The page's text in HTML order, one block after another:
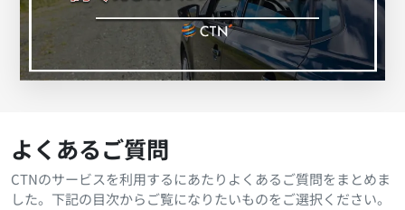
よくあるご質問
CTNのサービスを利用するにあたりよくあるご質問をまとめま
した。下記の目次からご覧になりたいものをご選択ください。